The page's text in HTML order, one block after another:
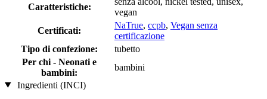
Caratteristiche:
vegan
Certificati:
NaTrue, ccpb, Vegan senza
certificazione
Tipo di confezione:
tubetto
Per chi - Neonati e
bambini:
bambini
Ingredienti (INCI)